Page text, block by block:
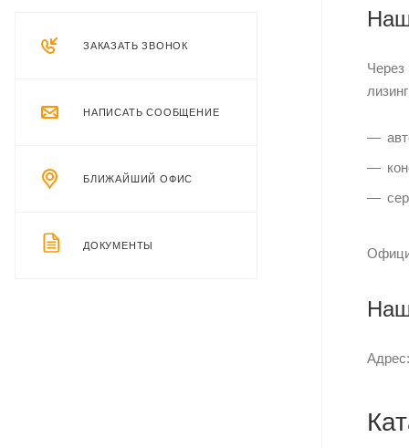
ЗАКАЗАТЬ ЗВОНОК
НАПИСАТЬ СООБЩЕНИЕ
БЛИЖАЙШИЙ ОФИС
ДОКУМЕНТЫ
Через